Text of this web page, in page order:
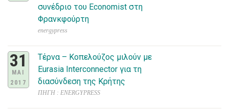
συνέδριο του Economist στη
Φρανκφούρτη
energypress
31
ΜΑΙ
2017
Τέρνα – Κοπελούζος μιλούν με
Eurasia Interconnector για τη
διασύνδεση της Κρήτης
ΠΗΓΗ : ENERGYPRESS